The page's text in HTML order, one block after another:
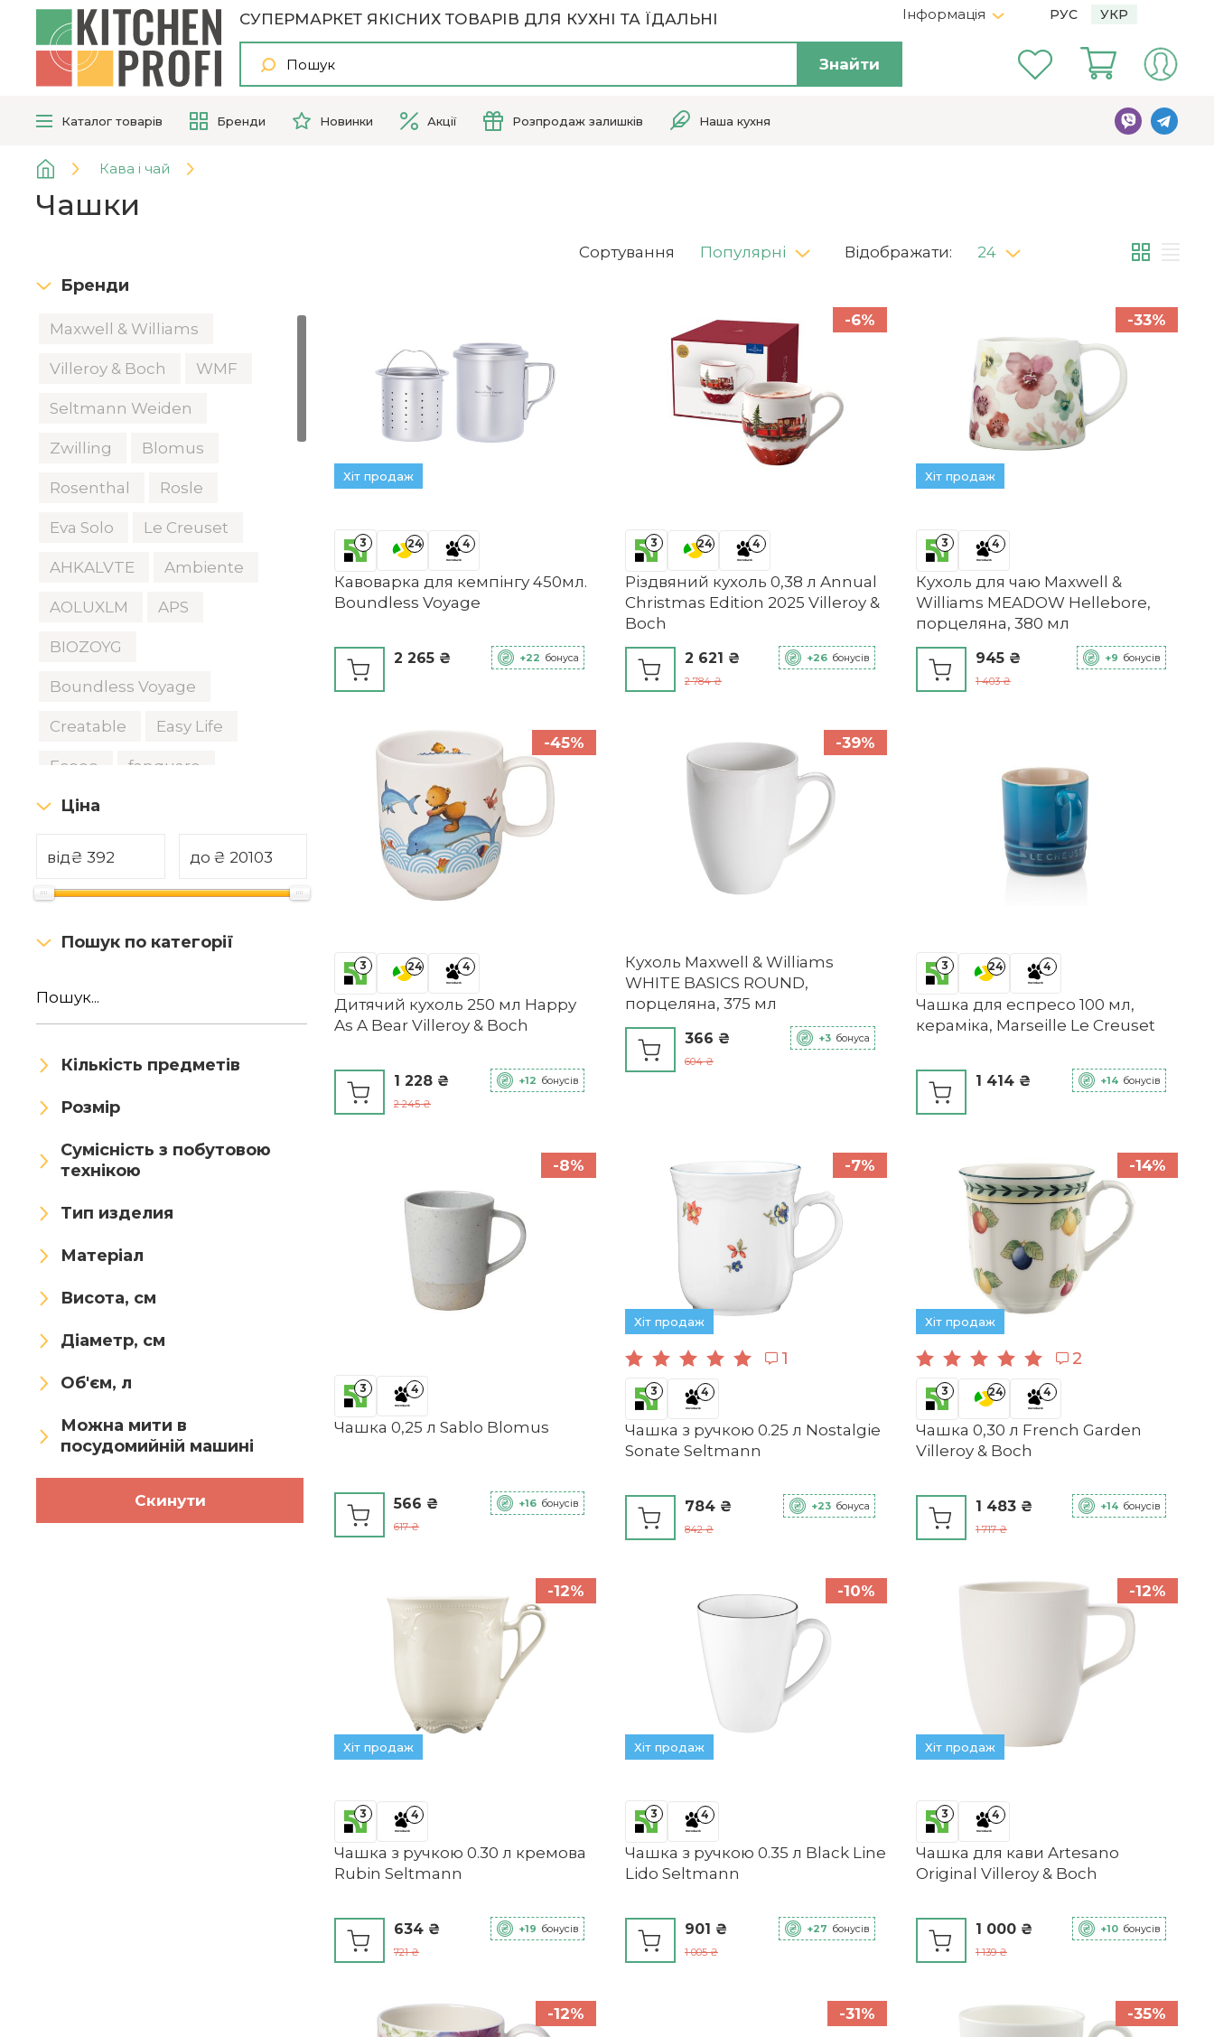
СУПЕРМАРКЕТ ЯКІСНИХ ТОВАРІВ ДЛЯ КУХНІ ТА ЇДАЛЬНІ
Знайти
Інформація РУС УКР
Каталог товарів Бренди Новинки Акції Розпродаж залишків Наша кухня
Кава і чай
Чашки
Бренди
Maxwell & Williams
Villeroy & Boch WMF
Seltmann Weiden
Zwilling Blomus
Rosenthal Rosle
Eva Solo Le Creuset
AHKALVTE Ambiente
AOLUXLM APS
BIOZOYG
Boundless Voyage
Creatable Easy Life
Ecooe fanquare
Generic
home&you iBasingo
levandeo
MIATTCLD
MIK funshopping
TSLBW TuYines
Van Well Vialex
Villeroy & Boch VollfitYYu
Ціна
від₴ до ₴
Пошук по категорії
Кількість предметів
Розмір
Сумісність з побутовою
технікою
Тип изделия
Матеріал
Висота, см
Діаметр, см
Об'єм, л
Можна мити в
посудомийній машині
Скинути
Сортування Популярні Відображати: 24
Хіт продаж
3 24 4
Кавоварка для кемпінгу 450мл.
Boundless Voyage
2 265 ₴ +22 бонуса
3 24 4
Різдвяний кухоль 0,38 л Annual
Christmas Edition 2025 Villeroy &
Boch
-6%
2 621 ₴
2 784 ₴
+26 бонусів
Хіт продаж
3 4
Кухоль для чаю Maxwell &
Williams MEADOW Hellebore,
порцеляна, 380 мл
-33%
945 ₴
1 403 ₴
+9 бонусів
3 24 4
Дитячий кухоль 250 мл Happy
As A Bear Villeroy & Boch
-45%
1 228 ₴
2 245 ₴
+12 бонусів
Кухоль Maxwell & Williams
WHITE BASICS ROUND,
порцеляна, 375 мл
-39%
366 ₴
604 ₴
+3 бонуса
3 24 4
Чашка для еспресо 100 мл,
кераміка, Marseille Le Creuset
1 414 ₴ +14 бонусів
3 4
Чашка 0,25 л Sablo Blomus
-8%
566 ₴
617 ₴
+16 бонусів
Хіт продаж
1
3 4
Чашка з ручкою 0.25 л Nostalgie
Sonate Seltmann
-7%
784 ₴
842 ₴
+23 бонуса
Хіт продаж
2
3 24 4
Чашка 0,30 л French Garden
Villeroy & Boch
-14%
1 483 ₴
1 717 ₴
+14 бонусів
Хіт продаж
3 4
Чашка з ручкою 0.30 л кремова
Rubin Seltmann
-12%
634 ₴
721 ₴
+19 бонусів
Хіт продаж
3 4
Чашка з ручкою 0.35 л Black Line
Lido Seltmann
-10%
901 ₴
1 005 ₴
+27 бонусів
Хіт продаж
3 4
Чашка для кави Artesano
Original Villeroy & Boch
-12%
1 000 ₴
1 139 ₴
+10 бонусів
-12% -31% -35%